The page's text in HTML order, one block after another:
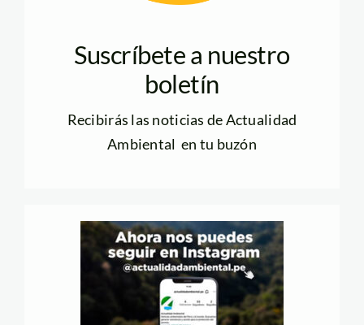
Suscríbete a nuestro
boletín
Recibirás las noticias de Actualidad
Ambiental en tu buzón